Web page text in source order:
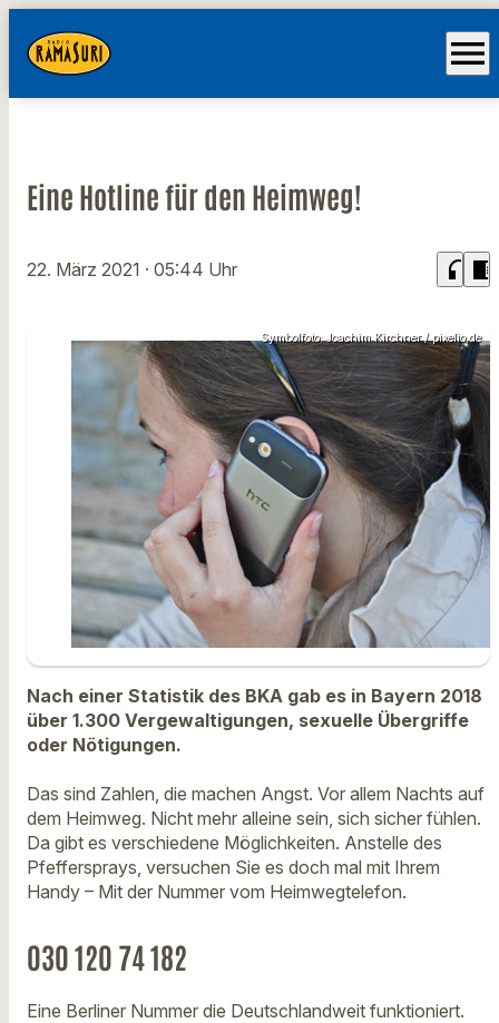
menu
Eine Hotline für den Heimweg!
22. März 2021 · 05:44 Uhr headphones chrome_reader_mode
Symbolfoto: Joachim Kirchner / pixelio.de
Nach einer Statistik des BKA gab es in Bayern 2018
über 1.300 Vergewaltigungen, sexuelle Übergriffe
oder Nötigungen.
Das sind Zahlen, die machen Angst. Vor allem Nachts auf
dem Heimweg. Nicht mehr alleine sein, sich sicher fühlen.
Da gibt es verschiedene Möglichkeiten. Anstelle des
Pfeffersprays, versuchen Sie es doch mal mit Ihrem
Handy – Mit der Nummer vom Heimwegtelefon.
030 120 74 182
Eine Berliner Nummer die Deutschlandweit funktioniert.